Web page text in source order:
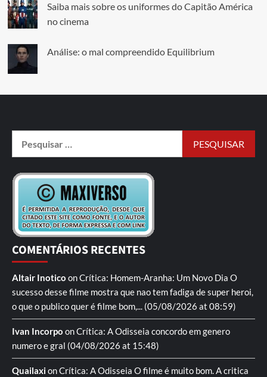
Saiba mais sobre os uniformes do Capitão América
no cinema
Análise: o mal compreendido Equilibrium
COMENTÁRIOS RECENTES
Altair Inotico onCrítica: Homem-Aranha: Um Novo Dia O
sucesso desse filme mostra que nao tem fadiga de super heroi,
o que o publico quer é filme bom,... (05/08/2026 at 08:59)
Ivan Incorpo onCrítica: A Odisseia concordo em genero
numero e gral (04/08/2026 at 15:48)
QuailaxionCrítica: A Odisseia O filme é muito bom. A critica